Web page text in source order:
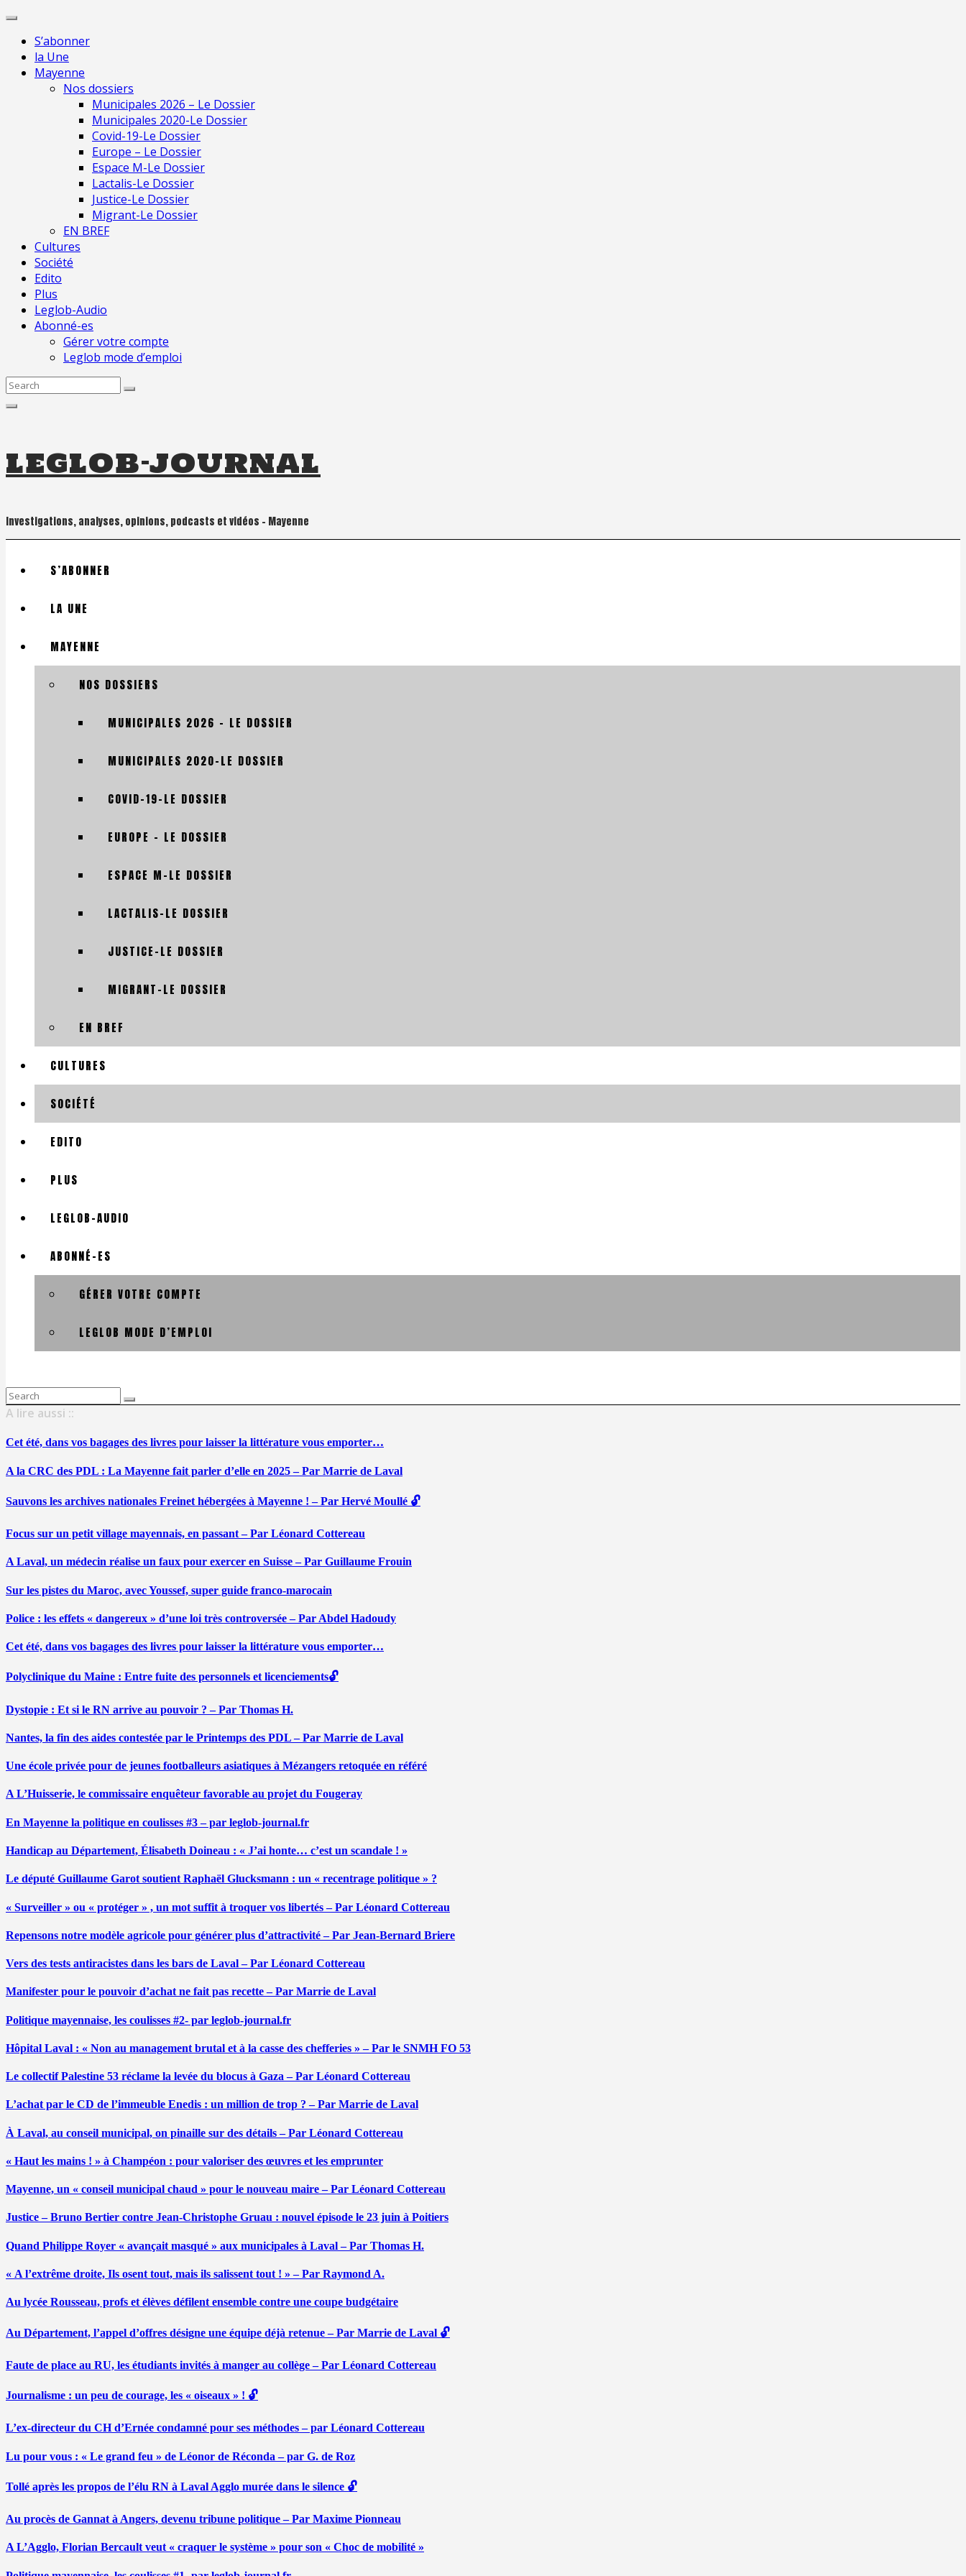
Skip
contentS’abonner
la Une
Mayenne
Nos dossiers
Municipales 2026 – Le Dossier
Municipales 2020-Le Dossier
Covid-19-Le Dossier
Europe – Le Dossier
Espace M-Le Dossier
Lactalis-Le Dossier
Justice-Le Dossier
Migrant-Le Dossier
EN BREF
Cultures
Société
Edito
Plus
Leglob-Audio
Abonné-es
Gérer votre compte
Leglob mode d’emploi
Search
leglob-journal
Investigations, analyses, opinions, podcasts et vidéos – Mayenne
S’ABONNER
LA UNE
MAYENNE
NOS DOSSIERS
MUNICIPALES 2026 – LE DOSSIER
MUNICIPALES 2020-LE DOSSIER
COVID-19-LE DOSSIER
EUROPE – LE DOSSIER
ESPACE M-LE DOSSIER
LACTALIS-LE DOSSIER
JUSTICE-LE DOSSIER
MIGRANT-LE DOSSIER
EN BREF
CULTURES
SOCIÉTÉ
EDITO
PLUS
LEGLOB-AUDIO
ABONNÉ-ES
GÉRER VOTRE COMPTE
LEGLOB MODE D’EMPLOI
Search
for:
A lire aussi ::
Cet été, dans vos bagages des livres pour laisser la littérature vous emporter…
A la CRC des PDL : La Mayenne fait parler d’elle en 2025 – Par Marrie de Laval
Sauvons les archives nationales Freinet hébergées à Mayenne ! – Par Hervé Moullé 🔓
Focus sur un petit village mayennais, en passant – Par Léonard Cottereau
A Laval, un médecin réalise un faux pour exercer en Suisse – Par Guillaume Frouin
Sur les pistes du Maroc, avec Youssef, super guide franco-marocain
Police : les effets « dangereux » d’une loi très controversée – Par Abdel Hadoudy
Cet été, dans vos bagages des livres pour laisser la littérature vous emporter…
Polyclinique du Maine : Entre fuite des personnels et licenciements🔓
Dystopie : Et si le RN arrive au pouvoir ? – Par Thomas H.
Nantes, la fin des aides contestée par le Printemps des PDL – Par Marrie de Laval
Une école privée pour de jeunes footballeurs asiatiques à Mézangers retoquée en référé
A L’Huisserie, le commissaire enquêteur favorable au projet du Fougeray
En Mayenne la politique en coulisses #3 – par leglob-journal.fr
Handicap au Département, Élisabeth Doineau : « J’ai honte… c’est un scandale ! »
Le député Guillaume Garot soutient Raphaël Glucksmann : un « recentrage politique » ?
« Surveiller » ou « protéger » , un mot suffit à troquer vos libertés – Par Léonard Cottereau
Repensons notre modèle agricole pour générer plus d’attractivité – Par Jean-Bernard Briere
Vers des tests antiracistes dans les bars de Laval – Par Léonard Cottereau
Manifester pour le pouvoir d’achat ne fait pas recette – Par Marrie de Laval
Politique mayennaise, les coulisses #2- par leglob-journal.fr
Hôpital Laval : « Non au management brutal et à la casse des chefferies » – Par le SNMH FO 53
Le collectif Palestine 53 réclame la levée du blocus à Gaza – Par Léonard Cottereau
L’achat par le CD de l’immeuble Enedis : un million de trop ? – Par Marrie de Laval
À Laval, au conseil municipal, on pinaille sur des détails – Par Léonard Cottereau
« Haut les mains ! » à Champéon : pour valoriser des œuvres et les emprunter
Mayenne, un « conseil municipal chaud » pour le nouveau maire – Par Léonard Cottereau
Justice – Bruno Bertier contre Jean-Christophe Gruau : nouvel épisode le 23 juin à Poitiers
Quand Philippe Royer « avançait masqué » aux municipales à Laval – Par Thomas H.
« A l’extrême droite, Ils osent tout, mais ils salissent tout ! » – Par Raymond A.
Au lycée Rousseau, profs et élèves défilent ensemble contre une coupe budgétaire
Au Département, l’appel d’offres désigne une équipe déjà retenue – Par Marrie de Laval 🔓
Faute de place au RU, les étudiants invités à manger au collège – Par Léonard Cottereau
Journalisme : un peu de courage, les « oiseaux » ! 🔓
L’ex-directeur du CH d’Ernée condamné pour ses méthodes – par Léonard Cottereau
Lu pour vous : « Le grand feu » de Léonor de Réconda – par G. de Roz
Tollé après les propos de l’élu RN à Laval Agglo murée dans le silence 🔓
Au procès de Gannat à Angers, devenu tribune politique – Par Maxime Pionneau
A L’Agglo, Florian Bercault veut « craquer le système » pour son « Choc de mobilité »